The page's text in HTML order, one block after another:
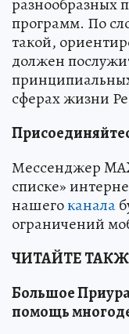
разнообразных
программ. По
такой,
должен
сферах жизни
При
Мессенджер
списке»
нашегоканала
ограничений
ЧИТАЙТЕ
Большое
помощь